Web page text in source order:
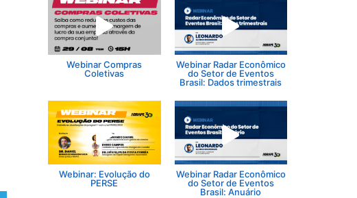
Webinar Compras
Coletivas
Webinar Radar Econômico
do Setor de Eventos
Brasil: Dados trimestrais
Webinar: Evolução do
PERSE
Webinar Radar Econômico
do Setor de Eventos
Brasil: Anuário